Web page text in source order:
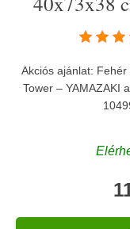
Akciós ajánlat:
Tower – YAMAZAKI